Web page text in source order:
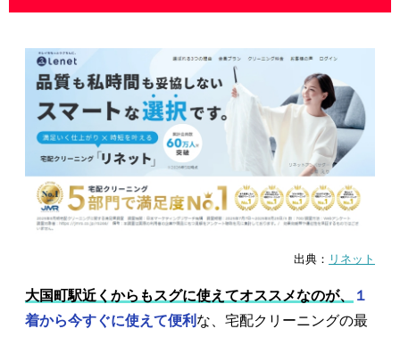
出典： リネット
大国町駅近くからもスグに使えてオススメなのが、
１
着から今すぐに使えて便利 な、宅配クリーニングの最